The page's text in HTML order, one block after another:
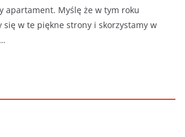
apartament. Myślę że w tym roku
się w te piękne strony i skorzystamy w